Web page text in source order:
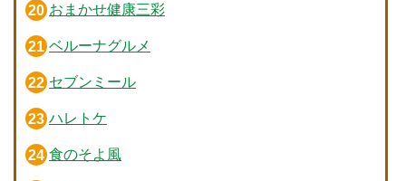
おまかせ健康三彩
ベルーナグルメ
セブンミール
ハレトケ
食のそよ風